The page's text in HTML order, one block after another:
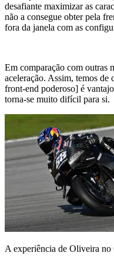
desafiante maximizar as
não a consegue obter pela
fora da janela com as
Em comparação com outras
aceleração. Assim, temos de
front-end poderoso] é
torna-se muito difícil para si.
A experiência de Oliveira no